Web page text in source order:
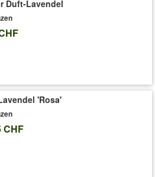
nach Maiglöckchen, Flieder,
'Angie®') (Rosa Hybride)
3 triebige A-Qualität
Pflege-Tipps
Duft-Lavendel
'Rosa'
CHF